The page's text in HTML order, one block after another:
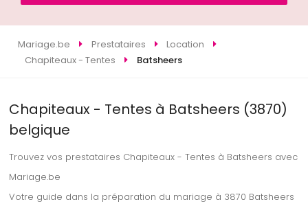
Mariage.be Prestataires
Location
Chapiteaux - Tentes
Batsheers
Chapiteaux - Tentes à Batsheers (3870)
belgique
Trouvez vos prestataires Chapiteaux - Tentes à Batsheers avec
Mariage.be
Votre guide dans la préparation du mariage à 3870 Batsheers